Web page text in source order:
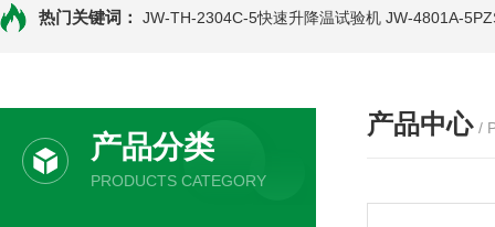
热门关键词： JW-TH-2304C-5快速升降温试验机 JW-4801A-
产品分类
PRODUCTS CATEGORY
产品中心 /